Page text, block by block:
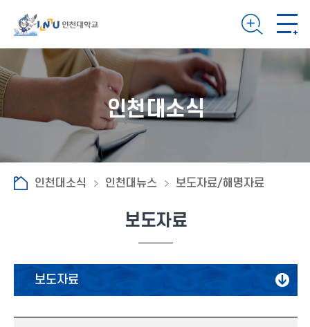
인천대소식
인천대소식 인천대뉴스 보도자료/해명자료
보도자료
보도자료